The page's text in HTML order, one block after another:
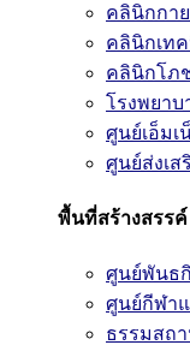
คลินิกกา
คลินิกเท
คลินิกโภ
โรงพยาบ
ศูนย์เอ็มเ
ศูนย์ส่งเส
พื้นที่สร้างสรรค์
ศูนย์พันธ
ศูนย์กีฬา
ธรรมสถ